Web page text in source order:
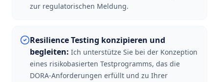
zur regulatorischen Meldung.
Resilience Testing konzipieren und
begleiten: Ich unterstütze Sie bei der Konzeption
eines risikobasierten Testprogramms, das die
DORA-Anforderungen erfüllt und zu Ihrer